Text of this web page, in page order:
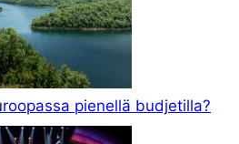
pienellä budjetilla?